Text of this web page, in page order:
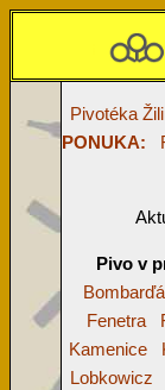
Pivotéka
PONUKA:
Pivo v
Fenetra
Kamenice
Lobkowicz